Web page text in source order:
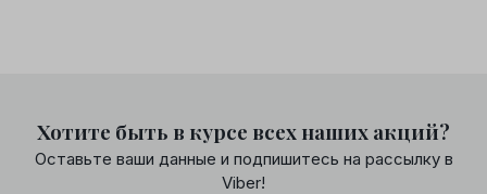
Хотите быть в курсе всех наших акций?
Оставьте ваши данные и подпишитесь на рассылку в
Viber!